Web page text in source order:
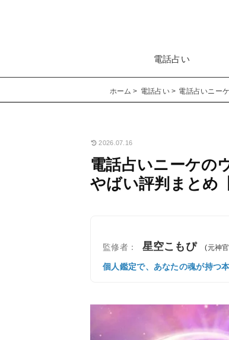
電話占い
ホーム 電話占い 電話占いニー
2026.07.16
電話占いニーケの
やばい評判まとめ
監修者： 星空こもぴ (元神
個人鑑定で、あなたの魂が持つ